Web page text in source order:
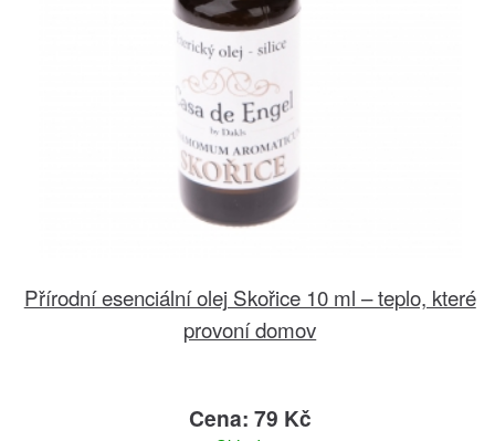
Přírodní esenciální olej Skořice 10 ml – teplo, které
provoní domov
Cena: 79 Kč